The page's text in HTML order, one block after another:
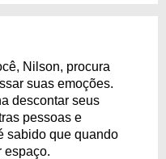
Nilson, procura
suas emoções.
descontar seus
pessoas e
sabido que quando
espaço.